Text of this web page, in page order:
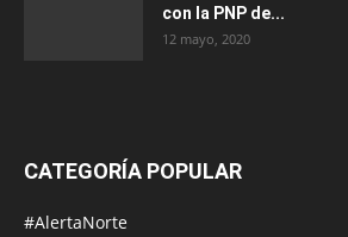
con la PNP de...
12 mayo, 2020
CATEGORÍA POPULAR
#AlertaNorte